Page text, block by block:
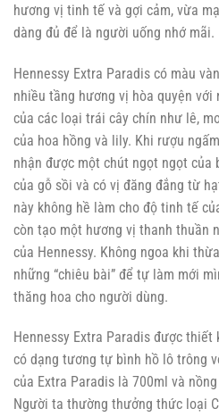
hương vị tinh tế và gợi cảm, vừa
dàng đủ để là người uống nhớ mãi.
Hennessy Extra Paradis có màu
nhiều tầng hương vị hòa quyện
của các loại trái cây chín như lê,
của hoa hồng và lily. Khi rượu
nhận được một chút ngọt ngọt của
của gỗ sồi và có vị đăng đắng từ
này không hề làm cho độ tinh tế
còn tạo một hương vị thanh thuần
của Hennessy. Không ngoa khi
những “chiêu bài” để tự làm mới
thăng hoa cho người dùng.
Hennessy Extra Paradis được
có dạng tương tự bình hồ lô trông
của Extra Paradis là 700ml và
Người ta thường thưởng thức loại